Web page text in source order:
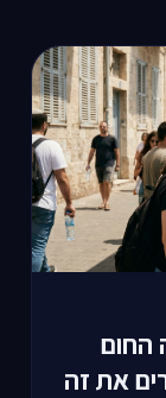
החום
את זה